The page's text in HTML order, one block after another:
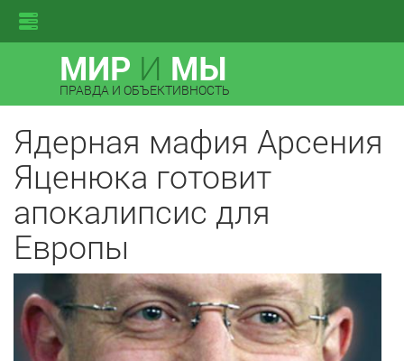
МИР И МЫ
ПРАВДА И ОБЪЕКТИВНОСТЬ
Ядерная мафия Арсения
Яценюка готовит
апокалипсис для
Европы